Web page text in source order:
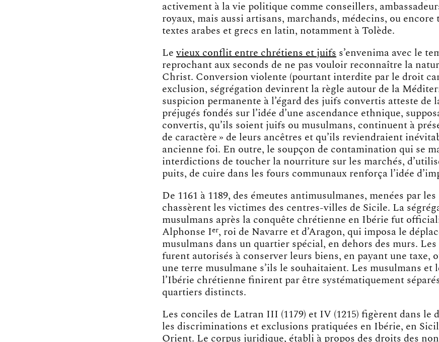
activement à la vie politique comme conseillers,
royaux, mais aussi artisans, marchands, médecins, ou encore
textes arabes et grecs en latin, notamment à Tolède.
Levieux conflit entre chrétiens et juifs s’envenima avec le
reprochant aux seconds de ne pas vouloir reconnaître la
Christ. Conversion violente (pourtant interdite par le droit
exclusion, ségrégation devinrent la règle autour de la
suspicion permanente à l’égard des juifs convertis atteste de
préjugés fondés sur l’idée d’une ascendance ethnique,
convertis, qu’ils soient juifs ou musulmans, continuent à
de caractère » de leurs ancêtres et qu’ils reviendraient
ancienne foi. En outre, le soupçon de contamination qui se
interdictions de toucher la nourriture sur les marchés,
puits, de cuire dans les fours communaux renforça l’idée
De 1161 à 1189, des émeutes antimusulmanes, menées par
chassèrent les victimes des centres-villes de Sicile. La
musulmans après la conquête chrétienne en Ibérie fut
Alphonse Ier, roi de Navarre et d’Aragon, qui imposa le
musulmans dans un quartier spécial, en dehors des murs.
furent autorisés à conserver leurs biens, en payant une taxe,
une terre musulmane s’ils le souhaitaient. Les musulmans et
l’Ibérie chrétienne finirent par être systématiquement
quartiers distincts.
Les conciles de Latran III (1179) et IV (1215) figèrent dans le
les discriminations et exclusions pratiquées en Ibérie, en
Orient. Le corpus juridique, établi à propos des droits des